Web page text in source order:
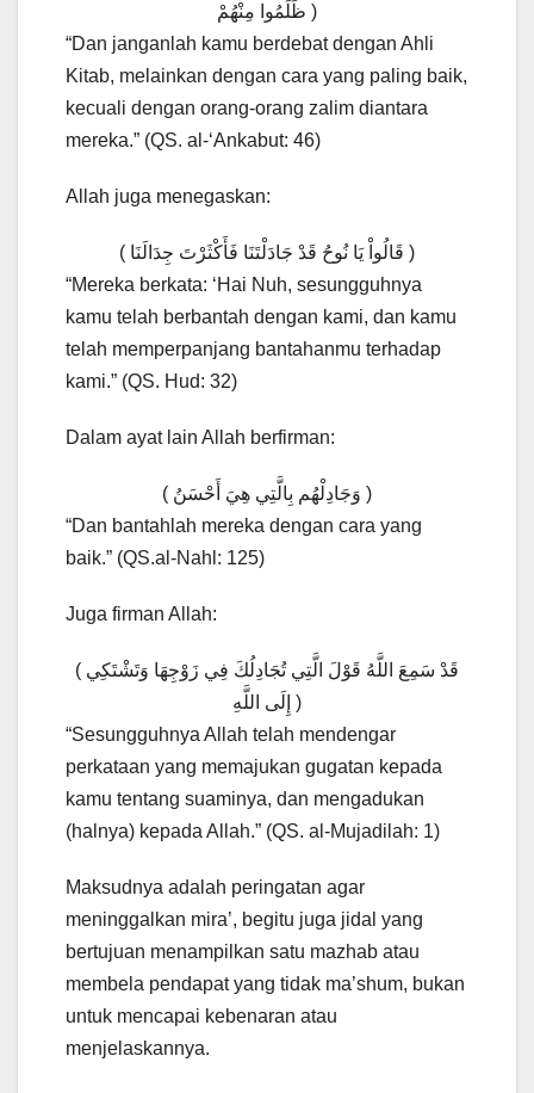
ظَلَمُوا مِنْهُمْ )
“Dan janganlah kamu berdebat dengan Ahli
Kitab, melainkan dengan cara yang paling baik,
kecuali dengan orang-orang zalim diantara
mereka.” (QS. al-‘Ankabut: 46)
Allah juga menegaskan:
( قَالُواْ يَا نُوحُ قَدْ جَادَلْتَنَا فَأَكْثَرْتَ جِدَالَنَا )
“Mereka berkata: ‘Hai Nuh, sesungguhnya
kamu telah berbantah dengan kami, dan kamu
telah memperpanjang bantahanmu terhadap
kami.” (QS. Hud: 32)
Dalam ayat lain Allah berfirman:
( وَجَادِلْهُم بِالَّتِي هِيَ أَحْسَنُ )
“Dan bantahlah mereka dengan cara yang
baik.” (QS.al-Nahl: 125)
Juga firman Allah:
( قَدْ سَمِعَ اللَّهُ قَوْلَ الَّتِي تُجَادِلُكَ فِي زَوْجِهَا وَتَشْتَكِي
إِلَى اللَّهِ )
“Sesungguhnya Allah telah mendengar
perkataan yang memajukan gugatan kepada
kamu tentang suaminya, dan mengadukan
(halnya) kepada Allah.” (QS. al-Mujadilah: 1)
Maksudnya adalah peringatan agar
meninggalkan mira’, begitu juga jidal yang
bertujuan menampilkan satu mazhab atau
membela pendapat yang tidak ma’shum, bukan
untuk mencapai kebenaran atau
menjelaskannya.